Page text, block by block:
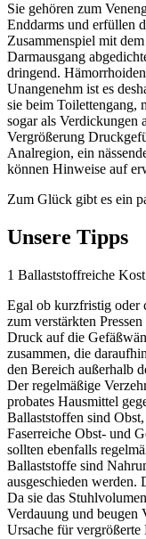
Sie gehören zum
Enddarms und erfüllen
Zusammenspiel mit
Darmausgang
dringend.
Unangenehm ist es
sie beim Toilettengang,
sogar als Verdickungen
Vergrößerung
Analregion, ein
können Hinweise auf
Zum Glück gibt es ein
Unsere Tipps
1 Ballaststoffreiche
Egal ob kurzfristig oder
zum verstärkten
Druck auf die
zusammen, die
den Bereich außerhalb
Der regelmäßige
probates Hausmittel
Ballaststoffen sind
Faserreiche Obst- und
sollten ebenfalls
Ballaststoffe sind
ausgeschieden werden.
Da sie das
Verdauung und beugen
Ursache für